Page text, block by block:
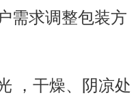
需求调整包装方
，干燥、阴凉处